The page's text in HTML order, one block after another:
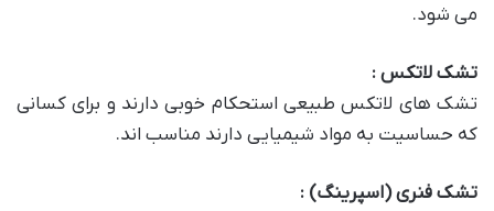
می شود.
تشک لاتکس :
تشک های لاتکس طبیعی استحکام خوبی دارند و برای کسانی
که حساسیت به مواد شیمیایی دارند مناسب اند.
تشک فنری (اسپرینگ) :